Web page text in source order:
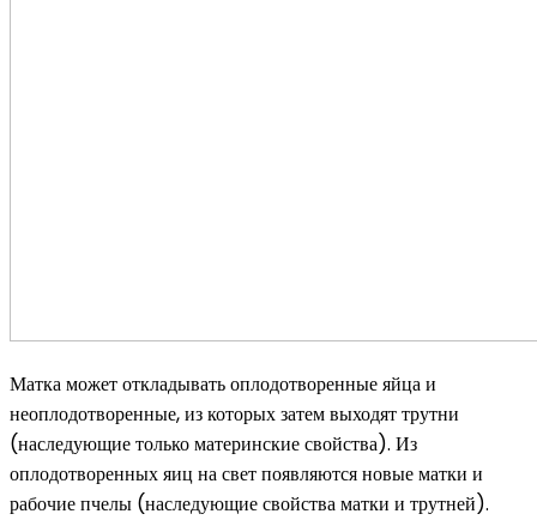
Матка может откладывать оплодотворенные яйца и
неоплодотворенные, из которых затем выходят трутни
(наследующие только материнские свойства). Из
оплодотворенных яиц на свет появляются новые матки и
рабочие пчелы (наследующие свойства матки и трутней).